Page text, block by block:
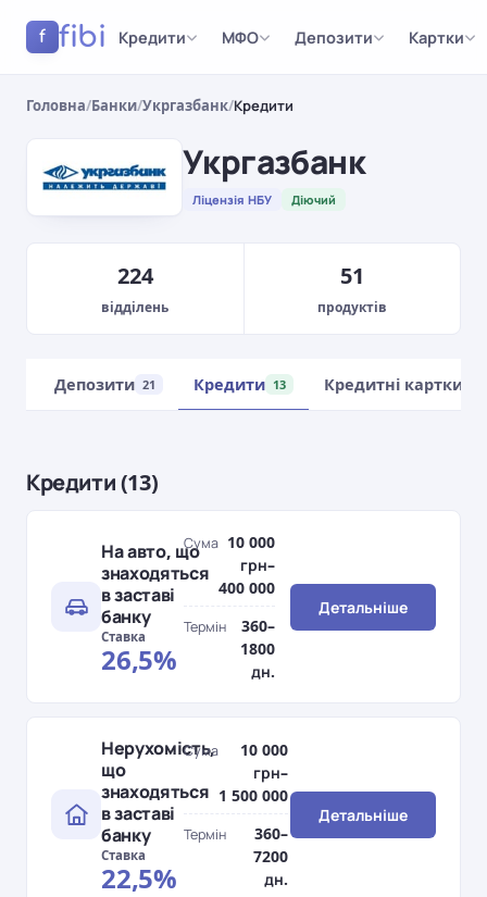
f fibi Кредити МФО Депозити Картки
Головна/Банки/Укргазбанк/Кредити
Укргазбанк
Ліцензія НБУ Діючий
224
відділень
51
продуктів
Депозити 21 Кредити 13 Кредитні картки
Кредити (13)
На авто, що
знаходяться
в заставі
банку
Ставка
26,5%
Сума 10 000
грн–
400 000
Термін
360–
1800
дн.
Детальніше
Нерухомість,
що
знаходяться
в заставі
банку
Ставка
22,5%
Сума
10 000
грн–
1 500 000
Термін
360–
7200
дн.
Детальніше